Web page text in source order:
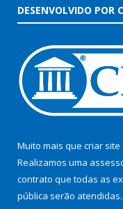
DESENVOLVIDO POR
Muito mais que criar site
Realizamos uma
contrato que todas as
pública serão atendidas.